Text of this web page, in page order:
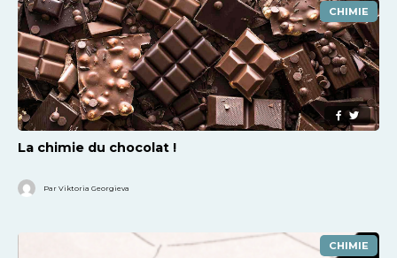
CHIMIE
La chimie du chocolat !
Par Viktoria Georgieva
CHIMIE